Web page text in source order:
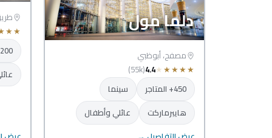
دلما مول
مصفح، أبوظبي
★
★
★
★
★
4.4
(55k)
450+ المتاجر
سينما
هايبرماركت
عائلي وأطفال
★
★
200+ المتاجر